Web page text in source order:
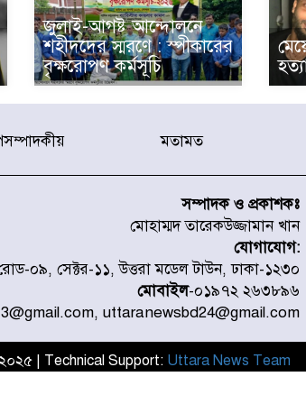
জুলাই-আগষ্ট আন্দোলনে
শহীদদের স্মরণে : স্পীকারের
বৃক্ষরোপণ কর্মসূচি
মতামত
সম্পাদক ও প্রকাশকঃ
মোহাম্মদ তারেকউজ্জামান খান
যোগাযোগ:
০৯, সেক্টর-১১, উত্তরা মডেল টাউন, ঢাকা-১২৩০
মোবাইল-০১৯৭২ ২৬৩৮৯৬
uttaranewsbd24@gmail.com
২০২৫ | Technical Support: Uttara News Team